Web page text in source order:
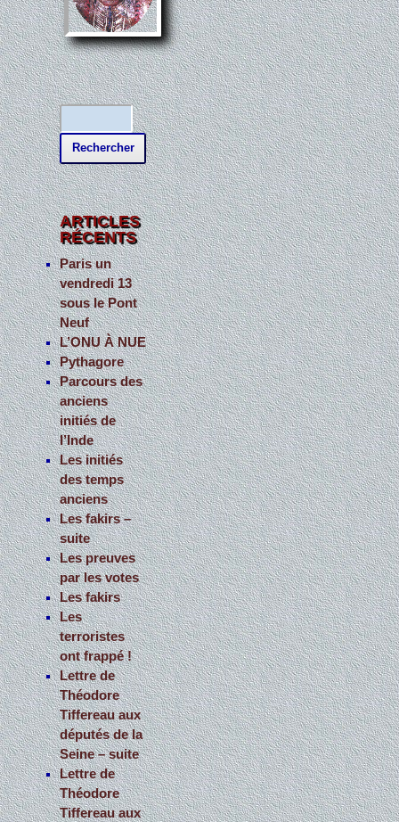
e
c
h
e
r
c
h
e
r
:
ARTICLES
RÉCENTS
Paris un
vendredi 13
sous le Pont
Neuf
L’ONU À NUE
Pythagore
Parcours des
anciens
initiés de
l’Inde
Les initiés
des temps
anciens
Les fakirs –
suite
Les preuves
par les votes
Les fakirs
Les
terroristes
ont frappé !
Lettre de
Théodore
Tiffereau aux
députés de la
Seine – suite
Lettre de
Théodore
Tiffereau aux